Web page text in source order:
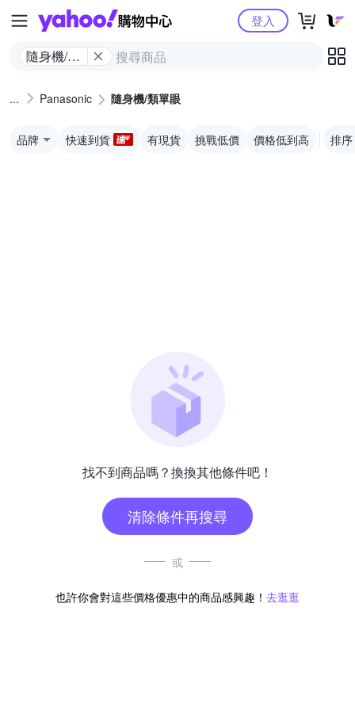
Yahoo購物中心
隨身機/類
登入
Panasonic 隨身機/類單眼
品牌 快速到貨 有現貨 挑戰低價 價格低到高 排序
找不到商品嗎？換換其他條件吧！
清除條件再搜尋
或
也許你會對這些價格優惠中的商品感興趣！ 去逛逛